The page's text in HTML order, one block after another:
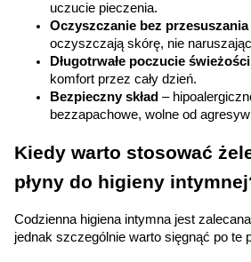
uczucie pieczenia.
Oczyszczanie bez przesuszania
oczyszczają skórę, nie
Długotrwałe poczucie świeżości
komfort przez cały dzień.
Bezpieczny skład –
bezzapachowe, wolne od
Kiedy warto stosować
płyny do higieny
Codzienna higiena intymna jest
jednak szczególnie warto sięgnąć po te